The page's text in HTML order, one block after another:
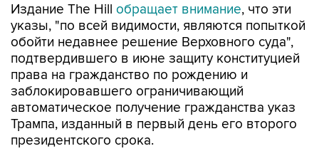
Издание The Hill обращает внимание, что эти
указы, "по всей видимости, являются попыткой
обойти недавнее решение Верховного суда",
подтвердившего в июне защиту конституцией
права на гражданство по рождению и
заблокировавшего ограничивающий
автоматическое получение гражданства указ
Трампа, изданный в первый день его второго
президентского срока.